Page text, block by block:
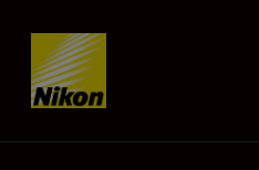
Skip content